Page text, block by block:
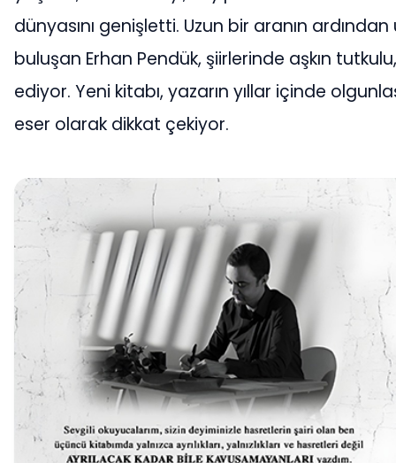
dünyasını genişletti. Uzun bir aranın
buluşan Erhan Pendük, şiirlerinde aşkın
ediyor. Yeni kitabı, yazarın yıllar içinde
eser olarak dikkat çekiyor.